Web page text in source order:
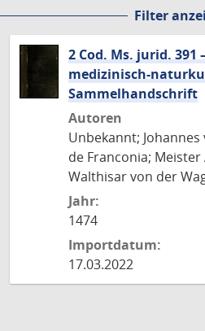
Filter
2 Cod. Ms. jurid. 391
medizinisch-
Sammelhandschrift
Autoren
Unbekannt;
de Franconia;
Walthisar von der
Jahr:
1474
Importdatum:
17.03.2022